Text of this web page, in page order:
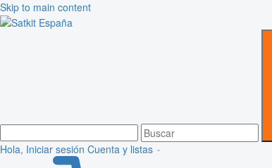
Skip to main content
Hola, Iniciar sesión Cuenta y listas